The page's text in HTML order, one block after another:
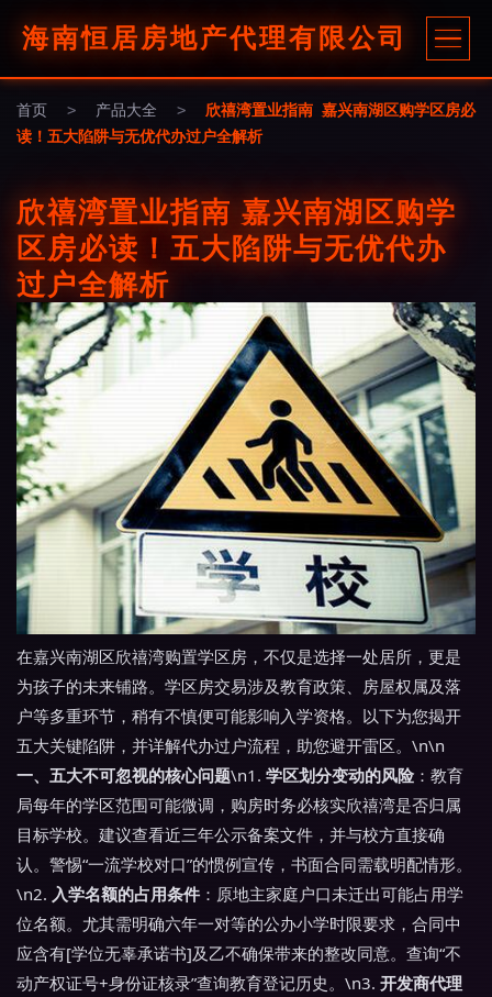
海南恒居房地产代理有限公司
首页 > 产品大全 >
欣禧湾置业指南 嘉兴南湖区购学区房必
读！五大陷阱与无优代办过户全解析
欣禧湾置业指南 嘉兴南湖区购学
区房必读！五大陷阱与无优代办
过户全解析
在嘉兴南湖区欣禧湾购置学区房，不仅是选择一处居所，更是
为孩子的未来铺路。学区房交易涉及教育政策、房屋权属及落
户等多重环节，稍有不慎便可能影响入学资格。以下为您揭开
五大关键陷阱，并详解代办过户流程，助您避开雷区。\n\n
一、五大不可忽视的核心问题\n1. 学区划分变动的风险：教育
局每年的学区范围可能微调，购房时务必核实欣禧湾是否归属
目标学校。建议查看近三年公示备案文件，并与校方直接确
认。警惕“一流学校对口”的惯例宣传，书面合同需载明配情形。
\n2. 入学名额的占用条件 ：原地主家庭户口未迁出可能占用学
位名额。尤其需明确六年一对等的公办小学时限要求，合同中
应含有[学位无辜承诺书]及乙不确保带来的整改同意。查询“不
动产权证号+身份证核录”查询教育登记历史。\n3. 开发商代理